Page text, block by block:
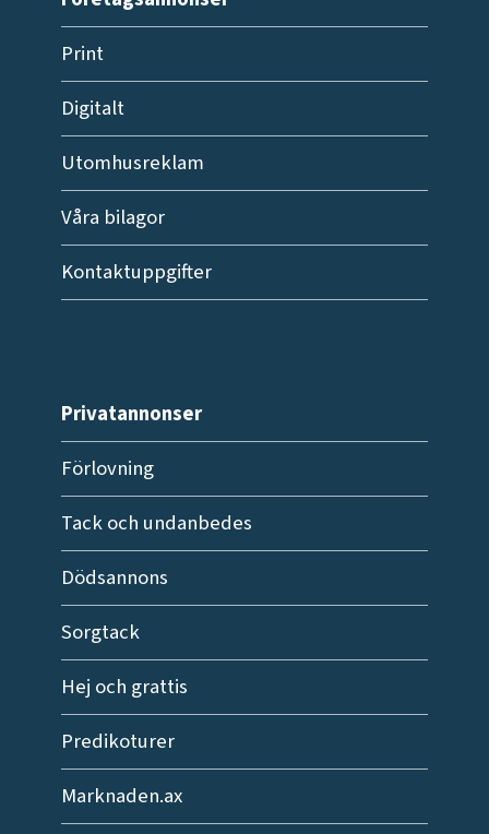
Print
Digitalt
Utomhusreklam
Våra bilagor
Kontaktuppgifter
Privatannonser
Förlovning
Tack och undanbedes
Dödsannons
Sorgtack
Hej och grattis
Predikoturer
Marknaden.ax